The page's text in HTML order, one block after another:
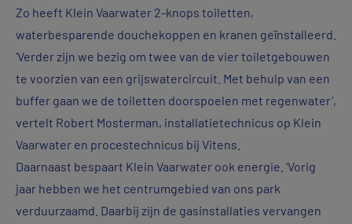
Zo heeft Klein Vaarwater 2-knops toiletten,
waterbesparende douchekoppen en kranen geïnstalleerd.
‘Verder zijn we bezig om twee van de vier toiletgebouwen
te voorzien van een grijswatercircuit. Met behulp van een
buffer gaan we de toiletten doorspoelen met regenwater’,
vertelt Robert Mosterman, installatietechnicus op Klein
Vaarwater en procestechnicus bij Vitens.
Daarnaast bespaart Klein Vaarwater ook energie. ‘Vorig
jaar hebben we het centrumgebied van ons park
verduurzaamd. Daarbij zijn de gasinstallaties vervangen